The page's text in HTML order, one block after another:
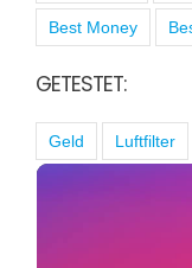
Best Money
GETESTET:
Geld Luftfilter